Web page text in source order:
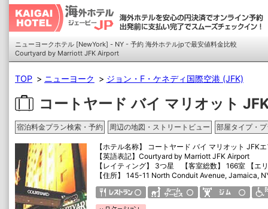
コートヤード バイ マリオット
ニューヨークホテル [NewYork] - NY - 予約 海外ホテルjpで最安値料金比較
Courtyard by Marriott JFK Airport
TOP ニューヨーク ジョン・F・ケネディ国際空港 (JFK)
宿泊料金プラン検索・予約 周辺の地図・ストリートビュー 部屋タイプ・
【ホテル名称】 コートヤード バイ マリオット JFK
【英語表記】 Courtyard by Marriott JFK Airport
【レイティング】 3つ星 【客室総数】 166室 【エ
【住所】 145-11 North Conduit Avenue, Jamaica,